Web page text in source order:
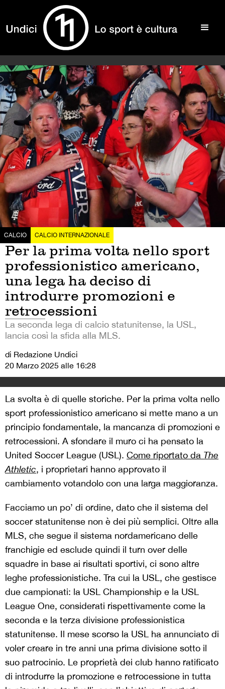
CALCIO CALCIO INTERNAZIONALE
Per la prima volta nello sport
professionistico americano,
una lega ha deciso di
introdurre promozioni e
retrocessioni
La seconda lega di calcio statunitense, la USL,
lancia così la sfida alla MLS.
di Redazione Undici
20 Marzo 2025 alle 16:28
La svolta è di quelle storiche. Per la prima volta nello
sport professionistico americano si mette mano a un
principio fondamentale, la mancanza di promozioni e
retrocessioni. A sfondare il muro ci ha pensato la
United Soccer League (USL). Come riportato da The
Athletic, i proprietari hanno approvato il
cambiamento votandolo con una larga maggioranza.
Facciamo un po’ di ordine, dato che il sistema del
soccer statunitense non è dei più semplici. Oltre alla
MLS, che segue il sistema nordamericano delle
franchigie ed esclude quindi il turn over delle
squadre in base ai risultati sportivi, ci sono altre
leghe professionistiche. Tra cui la USL, che gestisce
due campionati: la USL Championship e la USL
League One, considerati rispettivamente come la
seconda e la terza divisione professionistica
statunitense. Il mese scorso la USL ha annunciato di
voler creare in tre anni una prima divisione sotto il
suo patrocinio. Le proprietà dei club hanno ratificato
di introdurre la promozione e retrocessione in tutta